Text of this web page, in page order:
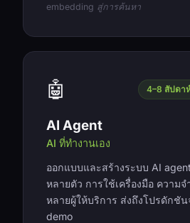
embedding สู่การค้นหา
🤖 4–8 สัปดา
AI Agent
AI ที่ทำงานเอง
ออกแบบและสร้างระบบ AI
หลายตัว การใช้เครื่องมือ ความจ
หลายผู้ให้บริการ ส่งถึงโปรดักชั
demo